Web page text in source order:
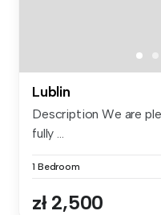
Lublin
Description We are
fully ...
1 Bedroom
zł 2,500